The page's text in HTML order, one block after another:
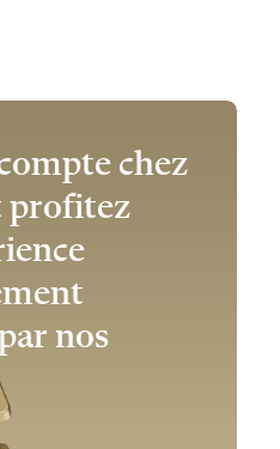
chez
profitez
nos